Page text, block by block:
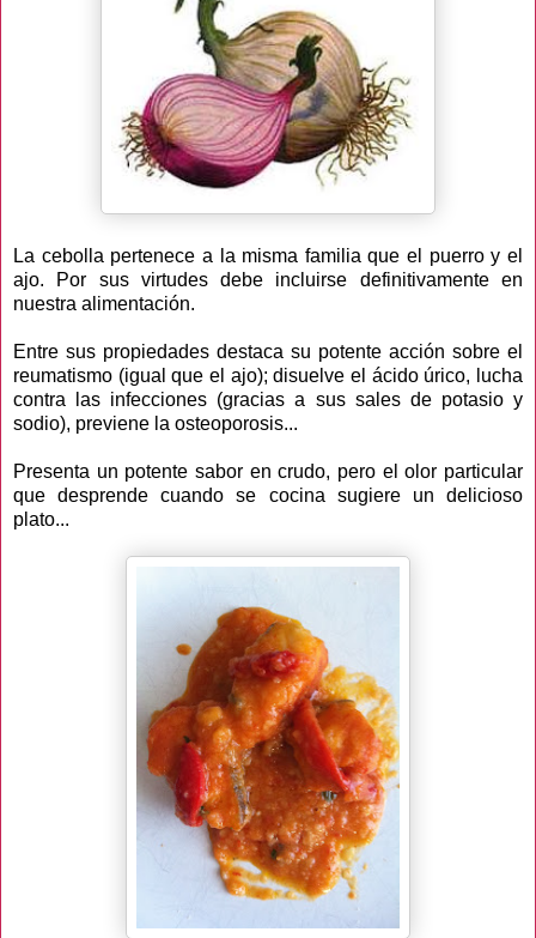
La cebolla pertenece a la misma familia que el puerro y el
ajo. Por sus virtudes debe incluirse definitivamente en
nuestra alimentación.
Entre sus propiedades destaca su potente acción sobre el
reumatismo (igual que el ajo); disuelve el ácido úrico, lucha
contra las infecciones (gracias a sus sales de potasio y
sodio), previene la osteoporosis...
Presenta un potente sabor en crudo, pero el olor particular
que desprende cuando se cocina sugiere un delicioso
plato...